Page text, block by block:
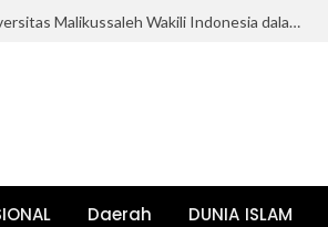
Mahasiswi Ilmu Politik Universitas Malikussaleh Wakili Indonesia dalam KKN Internasional di Malaysia
Daerah DUNIA ISLAM